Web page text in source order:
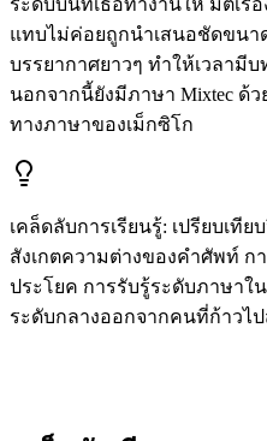
แทบไม่ค่อยถูกนำเสนอชัดขนา
บรรยากาศยาวๆ ทำให้เวลา
นอกจากนี้ยังมีภาษา Mixtec ด้
ทางภาษาของเม็กซิโก
เคล็ดลับการเรียนรู้: เปรียบเทีย
สังเกตความต่างของคำศัพท์ ก
ประโยค การรับรู้ระดับภาษาใ
ระดับกลางออกจากคนที่ก้าวไป